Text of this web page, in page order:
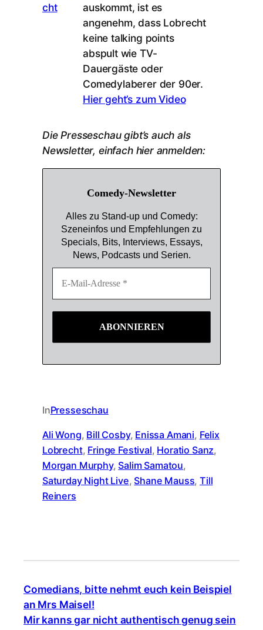
auskommt, ist es
angenehm, dass Lobrecht
keine talking points
abspult wie TV-
Dauergäste oder
Comedylaberer der 90er.
Hier geht’s zum Video
Die Presseschau gibt’s auch als
Newsletter, einfach hier anmelden:
Comedy-Newsletter
Alles zu Stand-up und Comedy:
Szeneinfos und Empfehlungen zu
Specials, Bits, Interviews, Essays,
News, Podcasts und Serien.
InPresseschau
Ali Wong, Bill Cosby, Enissa Amani, Felix
Lobrecht, Fringe Festival, Horatio Sanz
Morgan Murphy, Salim Samatou
Saturday Night Live, Shane Mauss, Till
Reiners
Comedians, bitte nehmt euch kein Beispiel
an Mrs Maisel!
Mir kanns gar nicht authentisch genug sein